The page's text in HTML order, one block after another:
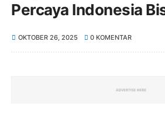
Percaya Indonesia
OKTOBER 26, 2025 0 KOMENTAR